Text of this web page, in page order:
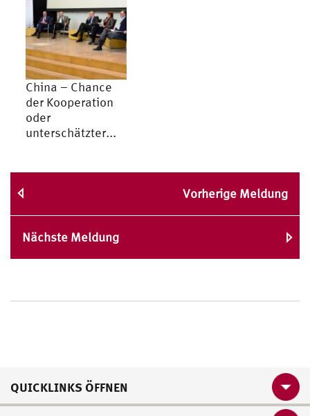
China – Chance
der Kooperation
oder
unterschätzter...
Vorherige Meldung
Nächste Meldung
QUICKLINKS ÖFFNEN